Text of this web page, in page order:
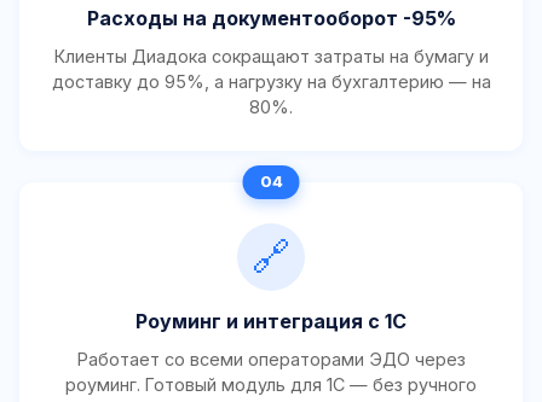
Расходы на документооборот -95%
Клиенты Диадока сокращают затраты на бумагу и
доставку до 95%, а нагрузку на бухгалтерию — на
80%.
🔗
Роуминг и интеграция с 1С
Работает со всеми операторами ЭДО через
роуминг. Готовый модуль для 1С — без ручного